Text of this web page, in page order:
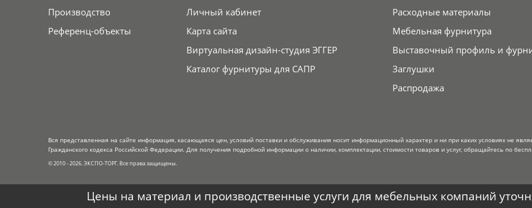
Производство
Референц-объекты
Личный кабинет
Карта сайта
Виртуальная дизайн-студия ЭГГЕР
Каталог фурнитуры для САПР
Расходные материалы
Мебельная фурнитура
Выставочный профиль и
Заглушки
Распродажа
Вся представленная на сайте информация, касающаяся цен, условий поставки и обслуживания носит информационный характер и ни при каких условиях не
Гражданского кодекса Российской Федерации. Для получения подробной информации о наличии, комплектации, стоимости товаров и услуг, обращайтесь по
© 2010 - 2026. ЭКСПО-ТОРГ. Все права защищены.
Цены на материал и производственные услуги для мебельных компаний